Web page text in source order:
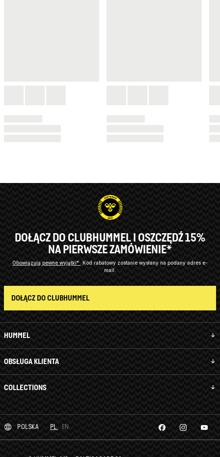
HUMMEL
OBSŁUGA KLIENTA
COLLECTIONS
DOŁĄCZ DO CLUBHUMMEL I OSZCZĘDŹ 15%
NA PIERWSZE ZAMÓWIENIE*
Obowiązują pewne wyjątki*
Kod rabatowy zostanie wysłany na podany adres e-
mail.
DOŁĄCZ DO CLUBHUMMEL
POLSKA PL EN